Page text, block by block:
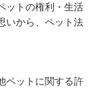
ットの権利・生活
いから、ペット法
ペットに関する許